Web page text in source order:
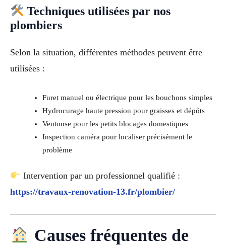
Techniques utilisées par nos
plombiers
Selon la situation, différentes méthodes peuvent être
utilisées :
Furet manuel ou électrique pour les bouchons simples
Hydrocurage haute pression pour graisses et dépôts
Ventouse pour les petits blocages domestiques
Inspection caméra pour localiser précisément le
problème
Intervention par un professionnel qualifié :
https://travaux-renovation-13.fr/plombier/
Causes fréquentes de